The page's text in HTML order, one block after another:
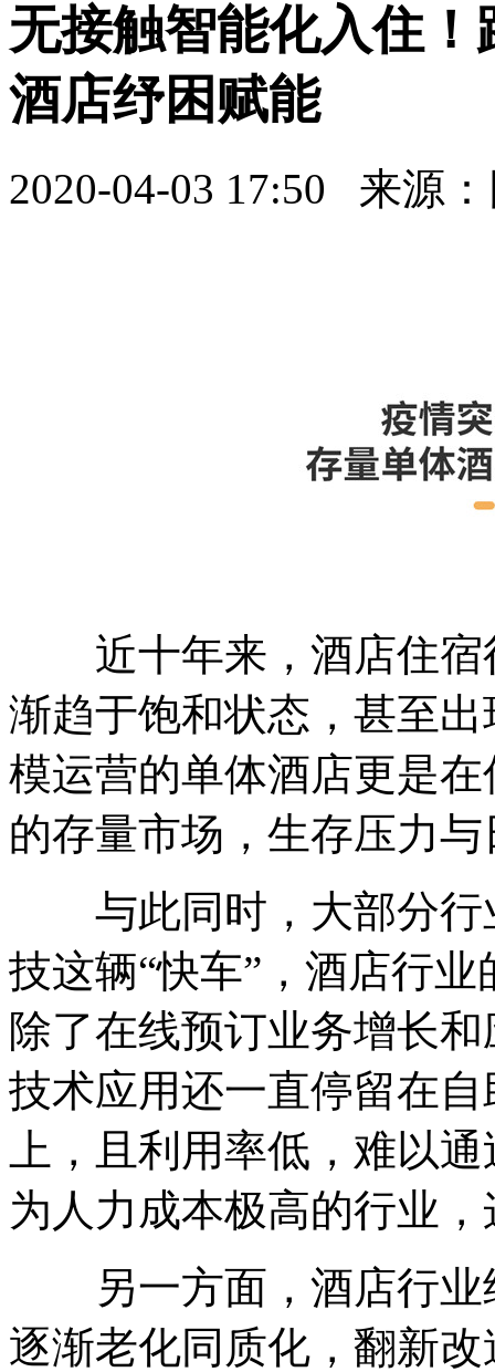
无接触智能化入住
酒店纾困赋能
2020-04-03 17:50 来源
近十年来，酒店住宿
渐趋于饱和状态，甚至
模运营的单体酒店更是
的存量市场，生存压力
与此同时，大部分行
技这辆“快车”，酒店行
除了在线预订业务增长
技术应用还一直停留在
上，且利用率低，难以
为人力成本极高的行业
另一方面，酒店行业
逐渐老化同质化，翻新